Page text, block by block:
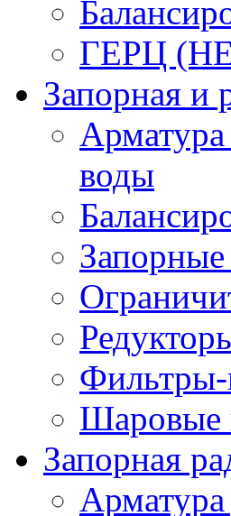
ГЕРЦ
Запорная и
воды
Фильтры-
Шаровые
Запорная